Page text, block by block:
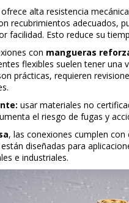
ofrece alta resistencia
recubrimientos adecuados,
facilidad. Esto reduce su
con mangueras
flexibles suelen tener una
prácticas, requieren
usar materiales no
el riesgo de fugas y
, las conexiones cumplen con
diseñadas para
e industriales.